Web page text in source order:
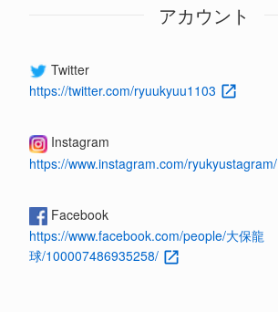
アカウント
Twitter
https://twitter.com/ryuukyuu1103
Instagram
https://www.instagram.com/ryukyustagram/
Facebook
https://www.facebook.com/people/大保龍
球/100007486935258/